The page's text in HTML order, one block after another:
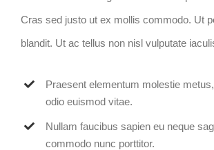
Cras sed justo ut ex mollis commodo. Ut
blandit. Ut ac tellus non nisl vulputate
Praesent elementum molestie
odio euismod vitae.
Nullam faucibus sapien eu neque
commodo nunc porttitor.